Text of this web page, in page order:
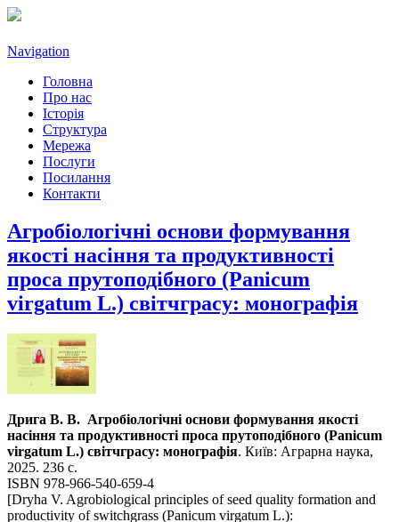
Navigation
Головна
Про нас
Історія
Структура
Мережа
Послуги
Посилання
Контакти
Агробіологічні основи формування
якості насіння та продуктивності
проса прутоподібного (Panicum
virgatum L.) світчграсу: монографія
Дрига В. В. Агробіологічні основи формування якості
насіння та продуктивності проса прутоподібного (Panicum
virgatum L.) світчграсу: монографія. Київ: Аграрна наука,
2025. 236 с.
ISBN 978-966-540-659-4
[Dryha V. Agrobiolo­gical principles of seed quality formation and
productivity of switchgrass (Panicum virgatum L.):